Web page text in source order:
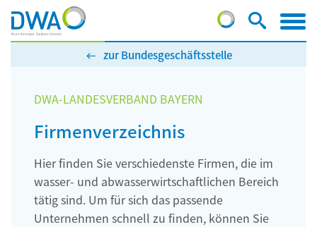
zur Bundesgeschäftsstelle
DWA-LANDESVERBAND BAYERN
Firmenverzeichnis
Hier finden Sie verschiedenste Firmen, die im
wasser- und abwasserwirtschaftlichen Bereich
tätig sind. Um für sich das passende
Unternehmen schnell zu finden, können Sie